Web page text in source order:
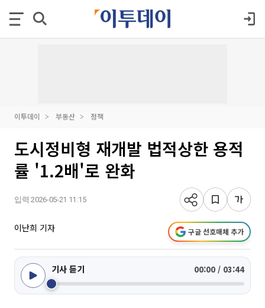
이투데이 부동산 정책
도시정비형 재개발 법적상한 용적
률 '1.2배'로 완화
입력 2026-05-21 11:15
이난희 기자 구글 선호매체 추가
기사 듣기 00:00 / 03:44